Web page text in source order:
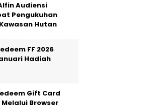
Audiensi
Pengukuhan
Hutan
FF 2026
Hadiah
Gift Card
Melalui Browser